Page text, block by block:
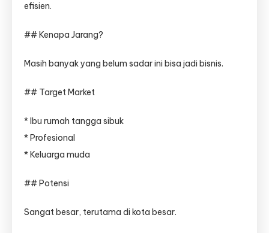
efisien.
## Kenapa Jarang?
Masih banyak yang belum sadar ini bisa jadi bisnis.
## Target Market
* Ibu rumah tangga sibuk
* Profesional
* Keluarga muda
## Potensi
Sangat besar, terutama di kota besar.